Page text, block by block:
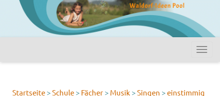
Startseite >Schule > Fächer > Musik >Singen >einstimmig